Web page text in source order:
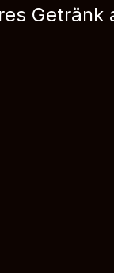
Getränk